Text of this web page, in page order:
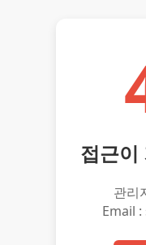
접근이
관리
Email